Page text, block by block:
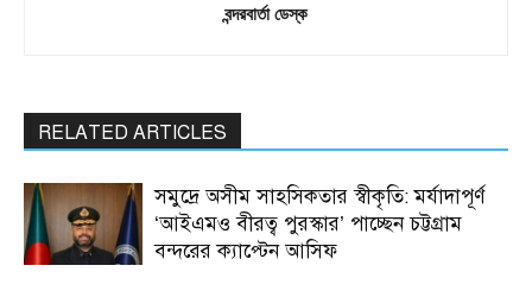
বন্দরবার্তা ডেস্ক
RELATED ARTICLES
সমুদ্রে অসীম সাহসিকতার স্বীকৃতি: মর্যাদাপূর্ণ
‘আইএমও বীরত্ব পুরস্কার’ পাচ্ছেন চট্টগ্রাম
বন্দরের ক্যাপ্টেন আসিফ